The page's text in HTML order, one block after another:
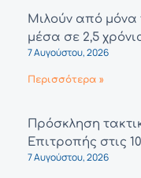
Μιλούν από μόνα
μέσα σε 2,5
7 Αυγούστου, 2026
Περισσότερα »
Πρόσκληση
Επιτροπής στις
7 Αυγούστου, 2026